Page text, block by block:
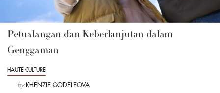
Petualangan dan Keberlanjutan dalam
Genggaman
HAUTE CULTURE
by KHENZIE GODELEOVA